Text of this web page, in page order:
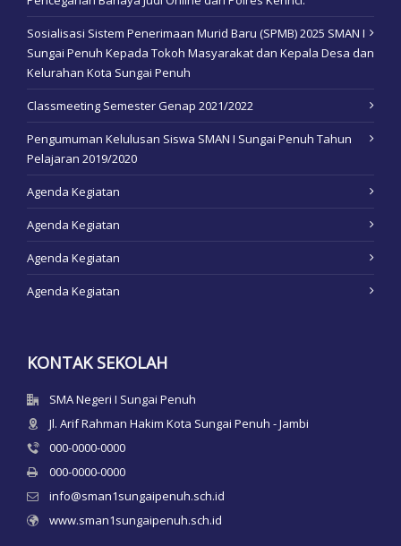
Sosialisasi Sistem Penerimaan Murid Baru (SPMB) 2025 SMAN I
Sungai Penuh Kepada Tokoh Masyarakat dan Kepala Desa dan
Kelurahan Kota Sungai Penuh
Classmeeting Semester Genap 2021/2022
Pengumuman Kelulusan Siswa SMAN I Sungai Penuh Tahun
Pelajaran 2019/2020
Agenda Kegiatan
Agenda Kegiatan
Agenda Kegiatan
Agenda Kegiatan
KONTAK SEKOLAH
SMA Negeri I Sungai Penuh
Jl. Arif Rahman Hakim Kota Sungai Penuh - Jambi
000-0000-0000
000-0000-0000
info@sman1sungaipenuh.sch.id
www.sman1sungaipenuh.sch.id